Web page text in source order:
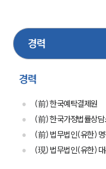
민사
경력
(前) 한국예탁결제원
(前) 한국가정법률상
(前) 법무법인(유한)
(現) 법무법인(유한)